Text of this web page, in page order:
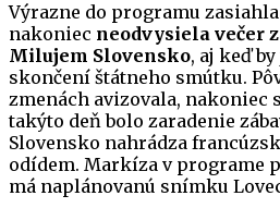
Výrazne do programu
nakoniec neodvysiela večer
Milujem Slovensko, aj keď
skončení štátneho smútku.
zmenách avizovala, nakoniec
takýto deň bolo zaradenie
Slovensko nahrádza
odídem. Markíza v programe
má naplánovanú snímku